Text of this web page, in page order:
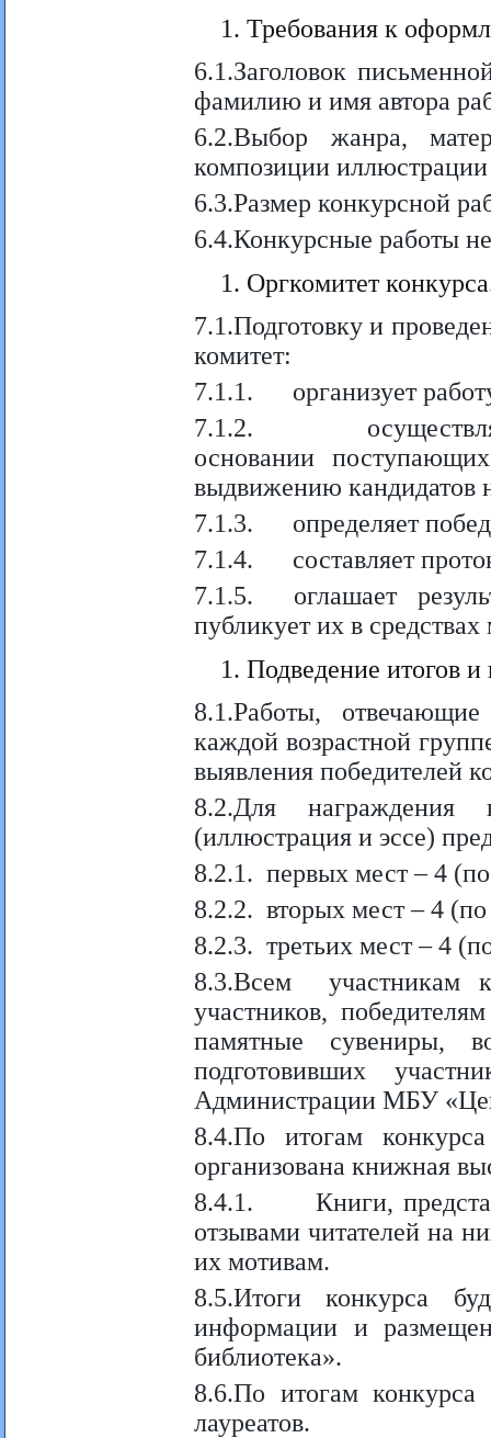
Требования к
6.1.Заголовок
фамилию и имя автора
6.2.Выбор жанра,
композиции иллюстрации
6.3.Размер конкурсной
6.4.Конкурсные работы
Оргкомитет
7.1.Подготовку и
комитет:
7.1.1. организует
7.1.2. осуществляет
основании
выдвижению кандидатов
7.1.3. определяет
7.1.4. составляет
7.1.5. оглашает
публикует их в
Подведение итогов
8.1.Работы,
каждой возрастной
выявления победителей
8.2.Для
(иллюстрация и эссе)
8.2.1. первых мест – 4
8.2.2. вторых мест – 4
8.2.3. третьих мест – 4
8.3.Всем участникам
участников,
памятные сувениры,
подготовивших
Администрации МБУ
8.4.По итогам
организована книжная
8.4.1. Книги,
отзывами читателей на
их мотивам.
8.5.Итоги конкурса
информации и
библиотека».
8.6.По итогам конкурса
лауреатов.